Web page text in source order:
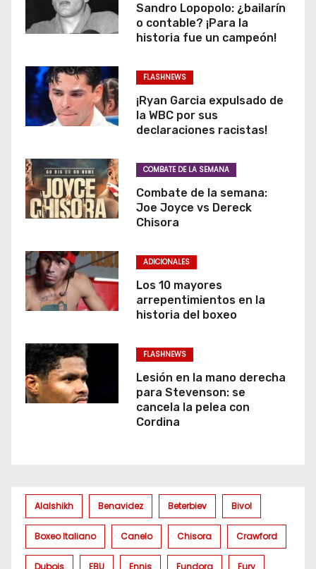
Sandro Lopopolo: ¿bailarín
o contable? ¡Para la
historia fue un campeón!
FLASHNEWS
¡Ryan Garcia expulsado de
la WBC por sus
declaraciones racistas!
COMBATE DE LA SEMANA
Combate de la semana:
Joe Joyce vs Dereck
Chisora
ADICIONALES
Los 10 mayores
arrepentimientos en la
historia del boxeo
FLASHNEWS
Lesión en la mano derecha
para Stevenson: se
cancela la pelea con
Cordina
Alalshikh Benavidez Beterbiev Bivol
Boxeo Italiano Canelo Chisora Crawford
Dubois EBU Ennis Fundora Fury